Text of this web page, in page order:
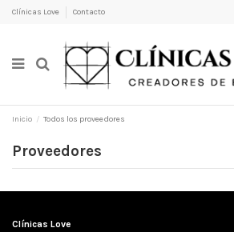
Clínicas Love Contacto
Inicio Todos los proveedores
Proveedores
Clínicas Love